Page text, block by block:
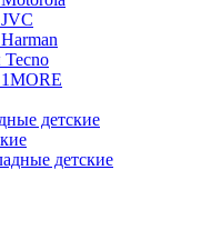
Tecno
детские
детские